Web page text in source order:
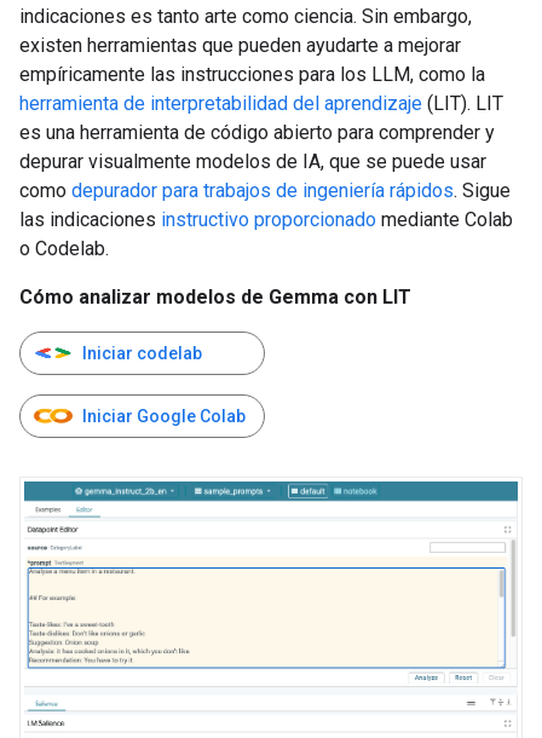
indicaciones es tanto arte como ciencia. Sin embargo,
existen herramientas que pueden ayudarte a mejorar
empíricamente las instrucciones para los LLM, como la
herramienta de interpretabilidad del aprendizaje (LIT). LIT
es una herramienta de código abierto para comprender y
depurar visualmente modelos de IA, que se puede usar
como depurador para trabajos de ingeniería rápidos. Sigue
las indicaciones instructivo proporcionado mediante Colab
o Codelab.
Cómo analizar modelos de Gemma con LIT
Iniciar codelab
Iniciar Google Colab